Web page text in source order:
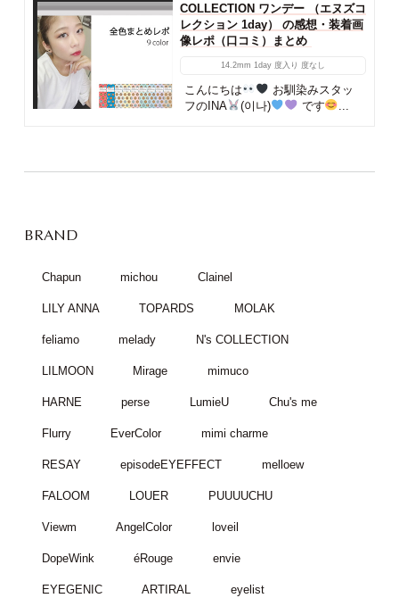
COLLECTION ワンデー （エヌズコ
レクション 1day） の感想・装着画
像レポ（口コミ）まとめ
14.2mm 1day 度入り 度なし
こんにちは
お馴染みスタッ
フのINA
(이나) です
BRAND
Chapun michou Clainel
LILY ANNA TOPARDS MOLAK
feliamo melady N's COLLECTION
LILMOON Mirage mimuco
HARNE perse LumieU Chu's me
Flurry EverColor mimi charme
RESAY episodeEYEFFECT melloew
FALOOM LOUER PUUUUCHU
Viewm AngelColor loveil
DopeWink éRouge envie
EYEGENIC ARTIRAL eyelist